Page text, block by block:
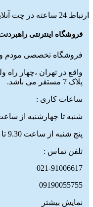
ارتباط 24 ساعته در چت آنلاین
فروشگاه اینترنتی
فروشگاه تخصصی مودم و
واقع در تهران ،چهار
پلاک 7 مستقر می باشد.
ساعات کاری :
شنبه تا چهارشنبه از ساعت 9.30 تا
پنج شنبه از ساعت 9.30 تا 17
تلفن تماس :
021-91006617
09190055755
نمایش بیشتر